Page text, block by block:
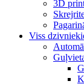
3D
Viss